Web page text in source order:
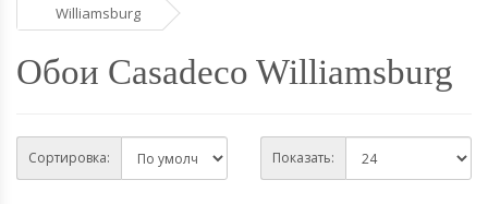
Williamsburg
Обои Casadeco Williamsburg
Сортировка: Показать: